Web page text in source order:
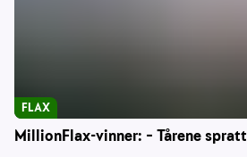
MillionFlax-vinner: – Tårene spratt
FLAX